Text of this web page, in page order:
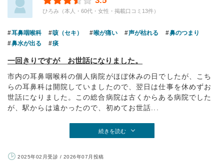
ひろみ（本人・60代・女性・掲載口コミ13件）
耳鼻咽喉科 咳（セキ） 喉が痛い 声が枯れる
鼻のつまり
鼻水が出る
痰
一回きりですが お世話になりました。
市内の耳鼻咽喉科の個人病院がほぼ休みの日でしたが、こち
らの耳鼻科は開院していましたので、翌日は仕事を休めずお
世話になりました。この総合病院は古くからある病院でした
が、駅からは遠かったので、初めてお世話...
続きを読む
2025年02月受診 / 2026年07月投稿